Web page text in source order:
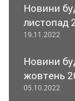
Новини
листопад
19.11.2022
Новини
жовтень
05.10.2022